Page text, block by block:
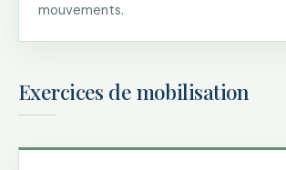
mouvements.
Exercices de mobilisation